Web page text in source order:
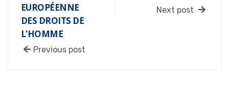
EUROPÉENNE
DES DROITS DE
L’HOMME
Previous post
Next post